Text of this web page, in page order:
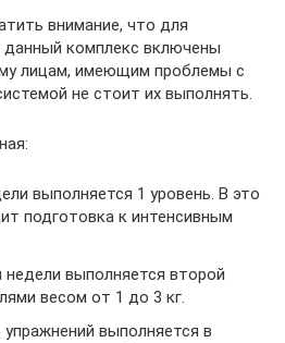
внимание, что для
комплекс включены
лицам, имеющим проблемы с
не стоит их выполнять.
выполняется 1 уровень. В это
подготовка к интенсивным
выполняется второй
весом от 1 до 3 кг.
выполняется в